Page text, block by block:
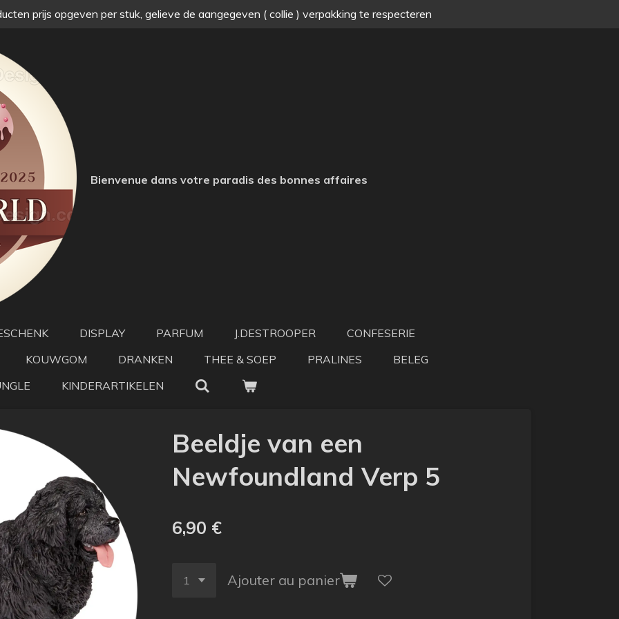
prijs opgeven per stuk, gelieve de aangegeven ( collie ) verpakking te respecteren
Bienvenue dans votre paradis des bonnes affaires
DISPLAY PARFUM J.DESTROOPER
CONFESERIE
KOUWGOM DRANKEN THEE & SOEP PRALINES
BELEG
KINDERARTIKELEN
Beeldje van een
Newfoundland Verp 5
6,90 €
Ajouter au panier